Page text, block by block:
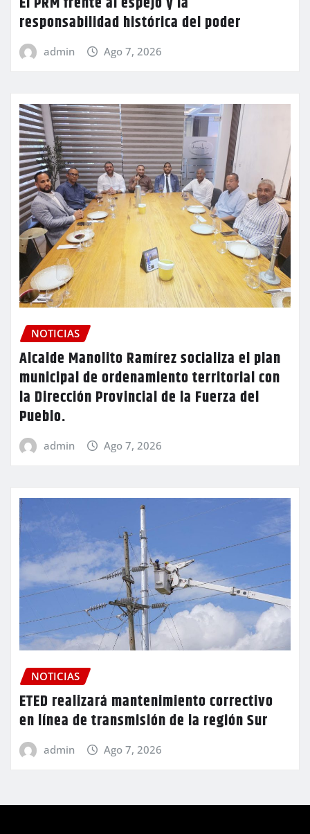
responsabilidad histórica del poder
admin Ago 7, 2026
NOTICIAS
Alcalde Manolito Ramírez socializa el plan
municipal de ordenamiento territorial con
la Dirección Provincial de la Fuerza del
Pueblo.
admin Ago 7, 2026
NOTICIAS
ETED realizará mantenimiento correctivo
en línea de transmisión de la región Sur
admin Ago 7, 2026